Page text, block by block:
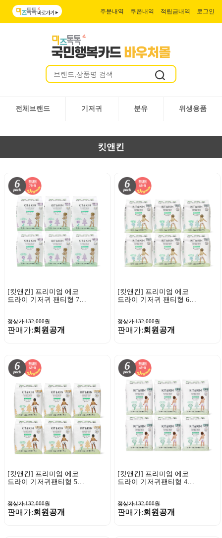
주문내역 쿠폰내역 적립금내역 로그인
전체브랜드 기저귀 분유 위생용품
킷앤킨
[킷앤킨] 프리미엄 에코
드라이 기저귀 팬티형 7단
정상가:132,000원
판매가:회원공개
[킷앤킨] 프리미엄 에코
드라이 기저귀 팬티형 6단
정상가:132,000원
판매가:회원공개
[킷앤킨] 프리미엄 에코
드라이 기저귀팬티형 5단
정상가:132,000원
판매가:회원공개
[킷앤킨] 프리미엄 에코
드라이 기저귀팬티형 4단
정상가:132,000원
판매가:회원공개